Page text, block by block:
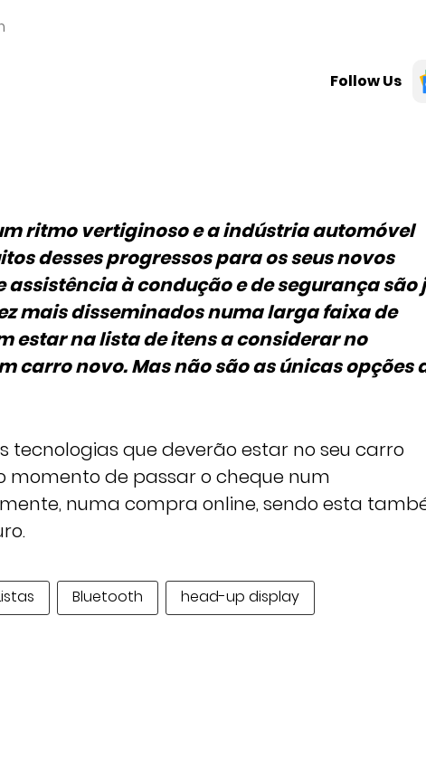
Follow Us
ritmo vertiginoso e a indústria automóvel
desses progressos para os seus novos
assistência à condução e de segurança são
mais disseminados numa larga faixa de
estar na lista de itens a considerar no
carro novo. Mas não são as únicas opções
tecnologias que deverão estar no seu carro
momento de passar o cheque num
numa compra online, sendo esta
Bluetooth head-up display